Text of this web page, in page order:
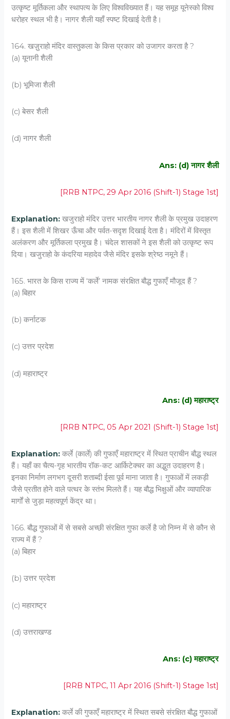
उत्कृष्ट मूर्तिकला और स्थापत्य के लिए विश्वविख्यात हैं। यह समूह यूनेस्को विश्व
धरोहर स्थल भी है। नागर शैली यहाँ स्पष्ट दिखाई देती है।
164. खज़ुराहो मंदिर वास्तुकला के किस प्रकार को उजागर करता है ?
(a) यूनानी शैली
(b) भूमिजा शैली
(c) बेसर शैली
(d) नागर शैली
Ans: (d) नागर शैली
[RRB NTPC, 29 Apr 2016 (Shift-1) Stage 1st]
Explanation: खजुराहो मंदिर उत्तर भारतीय नागर शैली के प्रमुख उदाहरण
हैं। इस शैली में शिखर ऊँचा और पर्वत-सदृश दिखाई देता है। मंदिरों में विस्तृत
अलंकरण और मूर्तिकला प्रमुख है। चंदेल शासकों ने इस शैली को उत्कृष्ट रूप
दिया। खजुराहो के कंदरिया महादेव जैसे मंदिर इसके श्रेष्ठ नमूने हैं।
165. भारत के किस राज्य में ‘कर्ले’ नामक संरक्षित बौद्ध गुफाएँ मौजूद हैं ?
(a) बिहार
(b) कर्नाटक
(c) उत्तर प्रदेश
(d) महाराष्ट्र
Ans: (d) महाराष्ट्र
[RRB NTPC, 05 Apr 2021 (Shift-1) Stage 1st]
Explanation: कर्ले (कार्ले) की गुफाएँ महाराष्ट्र में स्थित प्राचीन बौद्ध स्थल
हैं। यहाँ का चैत्य-गृह भारतीय रॉक-कट आर्किटेक्चर का अद्भुत उदाहरण है।
इनका निर्माण लगभग दूसरी शताब्दी ईसा पूर्व माना जाता है। गुफाओं में लकड़ी
जैसे प्रतीत होने वाले पत्थर के स्तंभ मिलते हैं। यह बौद्ध भिक्षुओं और व्यापारिक
मार्गों से जुड़ा महत्वपूर्ण केंद्र था।
166. बौद्ध गुफाओं में से सबसे अच्छी संरक्षित गुफा कर्ले है जो निम्न में से कौन से
राज्य में हैं ?
(a) बिहार
(b) उत्तर प्रदेश
(c) महाराष्ट्र
(d) उत्तराखण्ड
Ans: (c) महाराष्ट्र
[RRB NTPC, 11 Apr 2016 (Shift-1) Stage 1st]
Explanation:कर्ले की गुफाएँ महाराष्ट्र में स्थित सबसे संरक्षित बौद्ध गुफाओं